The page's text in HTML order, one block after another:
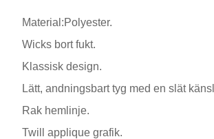
Material:Polyester.
Wicks bort fukt.
Klassisk design.
Lätt, andningsbart tyg med en slät
Rak hemlinje.
Twill applique grafik.